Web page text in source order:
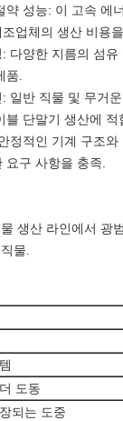
약 성능: 이 고속 에
업체의 생산 비용
다양한 지름의 섬
품.
일반 직물 및 무거
블 단말기 생산에 적
정적인 기계 구조
요구 사항을 충족.
생산 라인에서 광
물.
도동
되는 도중